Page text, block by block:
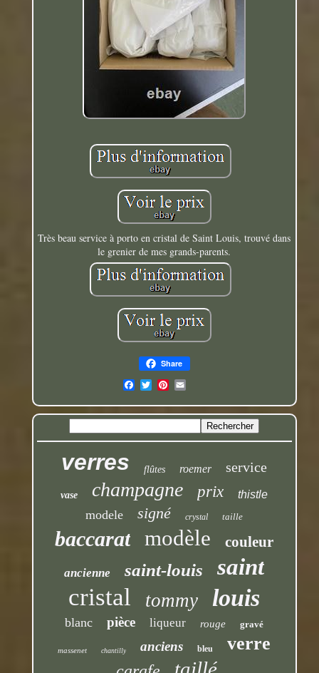
Très beau service à porto en cristal de Saint Louis, trouvé dans
le grenier de mes grands-parents.
Share
verres flûtes roemer service
vase champagne prix thistle
modele signé crystal taille
baccarat modèle couleur
ancienne saint-louis saint
cristal tommy louis
blanc pièce liqueur rouge gravé
massenet chantilly anciens bleu verre